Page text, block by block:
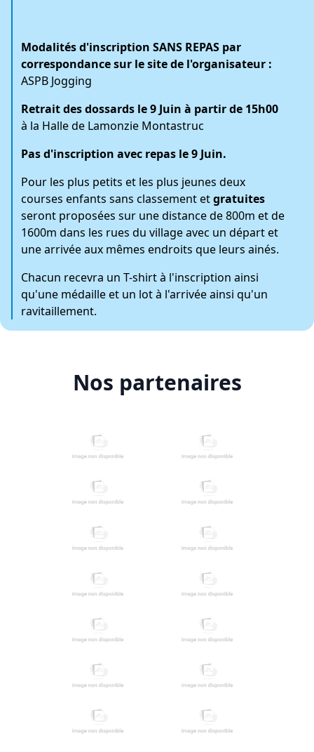
Modalités d'inscription SANS REPAS par
correspondance sur le site de l'organisateur :
ASPB Jogging
Retrait des dossards le 9 Juin à partir de 15h00
à la Halle de Lamonzie Montastruc
Pas d'inscription avec repas le 9 Juin.
Pour les plus petits et les plus jeunes deux
courses enfants sans classement etgratuites
seront proposées sur une distance de 800m et de
1600m dans les rues du village avec un départ et
une arrivée aux mêmes endroits que leurs ainés.
Chacun recevra un T-shirt à l'inscription ainsi
qu'une médaille et un lot à l'arrivée ainsi qu'un
ravitaillement.
Nos partenaires